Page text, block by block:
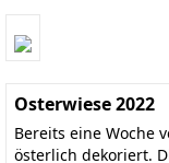
Osterwiese 2022
Bereits eine Woche
österlich dekoriert.